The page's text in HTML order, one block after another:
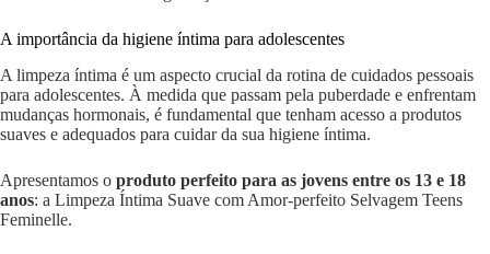
A importância da higiene íntima para adolescentes
A limpeza íntima é um aspecto crucial da rotina de cuidados pessoais
para adolescentes. À medida que passam pela puberdade e enfrentam
mudanças hormonais, é fundamental que tenham acesso a produtos
suaves e adequados para cuidar da sua higiene íntima.
Apresentamos o produto perfeito para as jovens entre os 13 e 18
anos: a Limpeza Íntima Suave com Amor-perfeito Selvagem Teens
Feminelle.